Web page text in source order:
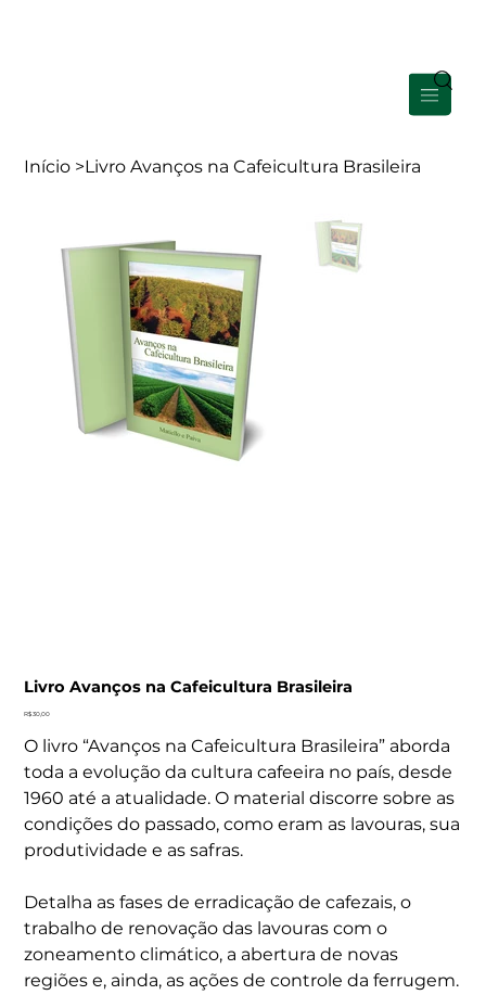
Início >Livro Avanços na Cafeicultura Brasileira
Livro Avanços na Cafeicultura Brasileira
Preço
R$ 30,00
O livro “Avanços na Cafeicultura Brasileira” aborda
toda a evolução da cultura cafeeira no país, desde
1960 até a atualidade. O material discorre sobre as
condições do passado, como eram as lavouras, sua
produtividade e as safras.
Detalha as fases de erradicação de cafezais, o
trabalho de renovação das lavouras com o
zoneamento climático, a abertura de novas
regiões e, ainda, as ações de controle da ferrugem.